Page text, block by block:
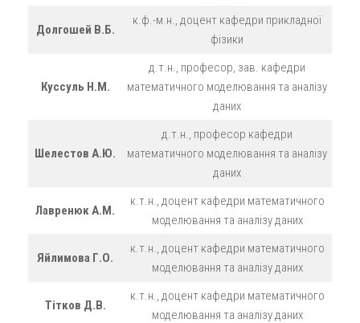
Долгошей В.Б.
к.ф.-м.н., доцент кафедри прикладної
фізики
Куссуль Н.М.
д.т.н., професор, зав. кафедри
математичного моделювання та аналізу
даних
Шелестов А.Ю.
д.т.н., професор кафедри
математичного моделювання та аналізу
даних
Лавренюк А.М.
к.т.н., доцент кафедри математичного
моделювання та аналізу даних
Яйлимова Г.О.
к.т.н., доцент кафедри математичного
моделювання та аналізу даних
Тітков Д.В.
к.т.н., доцент кафедри математичного
моделювання та аналізу даних